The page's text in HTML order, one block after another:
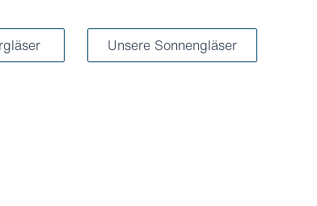
Unsere Sonnengläser